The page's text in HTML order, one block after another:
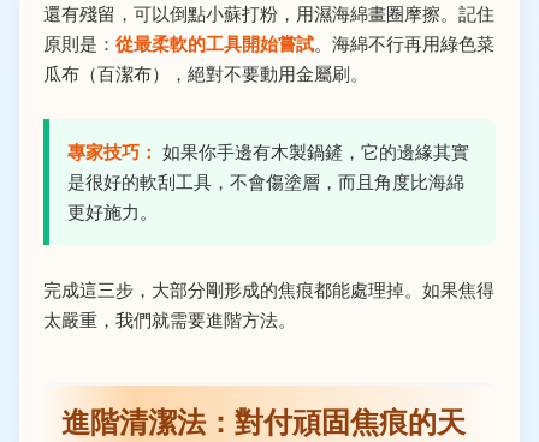
還有殘留，可以倒點小蘇打粉，用濕海綿畫圈摩擦。記住
原則是： 從最柔軟的工具開始嘗試。海綿不行再用綠色菜
瓜布（百潔布），絕對不要動用金屬刷。
專家技巧： 如果你手邊有木製鍋鏟，它的邊緣其實
是很好的軟刮工具，不會傷塗層，而且角度比海綿
更好施力。
完成這三步，大部分剛形成的焦痕都能處理掉。如果焦得
太嚴重，我們就需要進階方法。
進階清潔法：對付頑固焦痕的天